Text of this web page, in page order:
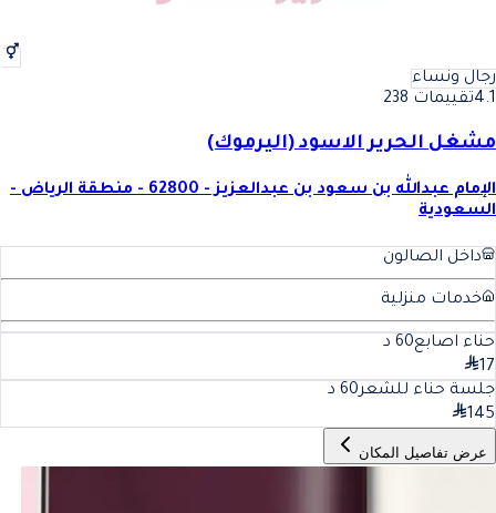
رجال ونساء
4.1تقييمات 238
مشغل الحرير الاسود (اليرموك)
الإمام عبدالله بن سعود بن عبدالعزيز - 62800 - منطقة الرياض -
السعودية
داخل الصالون
خدمات منزلية
حناء اصابع60 د
17
جلسة حناء للشعر60 د
145
عرض تفاصيل المكان